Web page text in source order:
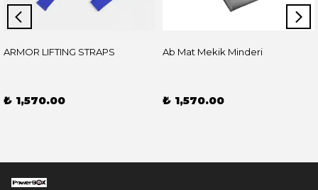
ARMOR LIFTING STRAPS
₺ 1,570.00
Ab Mat Mekik Minderi
₺ 1,570.00